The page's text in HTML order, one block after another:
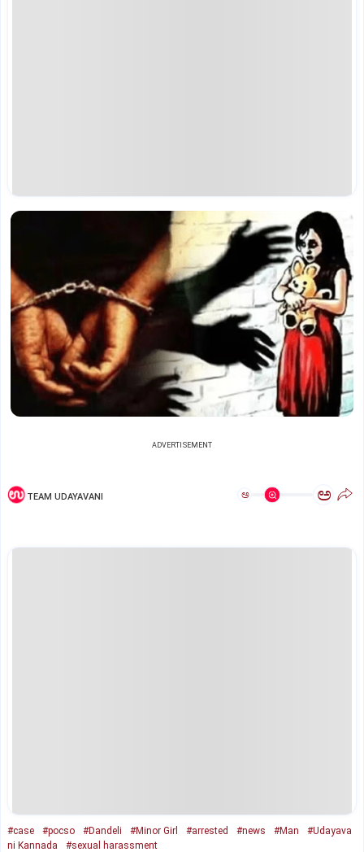
ADVERTISEMENT
TEAM UDAYAVANI ಅ ಅ
#case #pocso #Dandeli #Minor Girl #arrested #news #Man
#Udayava
ni Kannada
#sexual harassment